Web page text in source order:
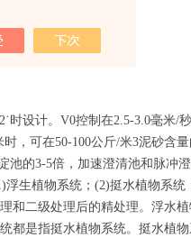
时设计。V0控制在2.5-3.0毫米/
，可在50-100公斤/米3泥砂含
的3-5倍，加速澄清池和脉冲澄
生植物系统；(2)挺水植物系
和二级处理后的精处理。浮水
都是指挺水植物系统。挺水植